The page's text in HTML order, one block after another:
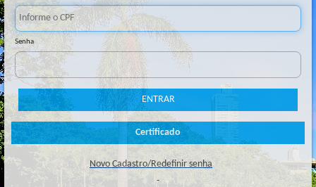
Senha
Novo Cadastro/Redefinir senha